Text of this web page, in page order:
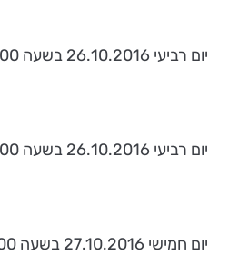
יום רביעי 26.10.2016 בשעה 16:00
יום רביעי 26.10.2016 בשעה 20:00
יום חמישי 27.10.2016 בשעה 20:00